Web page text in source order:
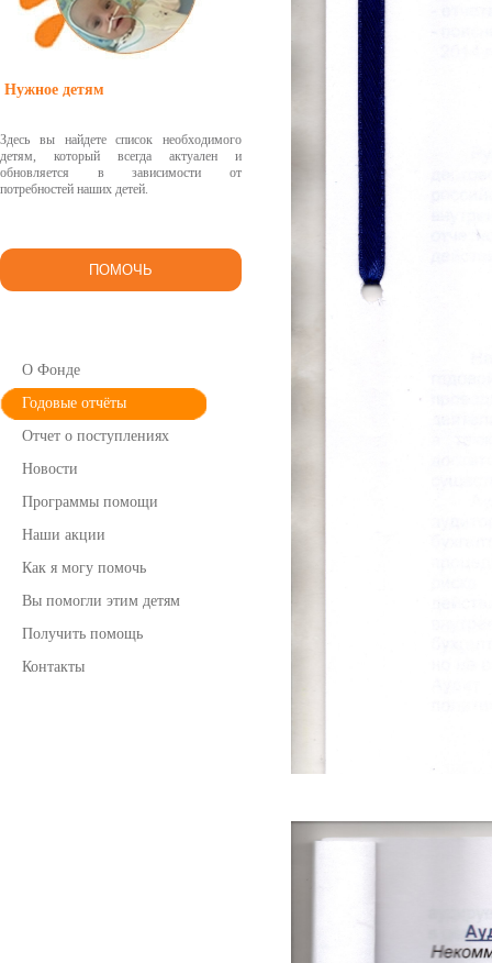
Нужное детям
Здесь вы найдете список необходимого
детям, который всегда актуален и
обновляется в зависимости от
потребностей наших детей.
ПОМОЧЬ
О Фонде
Годовые отчёты
Отчет о поступлениях
Новости
Программы помощи
Наши акции
Как я могу помочь
Вы помогли этим детям
Получить помощь
Контакты